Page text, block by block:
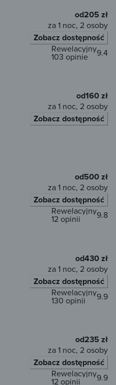
od205 zł
za 1 noc, 2 osoby
Zobacz dostępność
9.4
Rewelacyjny
103 opinie
od160 zł
za 1 noc, 2 osoby
Zobacz dostępność
od500 zł
za 1 noc, 2 osoby
Zobacz dostępność
9.8
Rewelacyjny
12 opinii
od430 zł
za 1 noc, 2 osoby
Zobacz dostępność
9.9
Rewelacyjny
130 opinii
od235 zł
za 1 noc, 2 osoby
Zobacz dostępność
9.9
Rewelacyjny
12 opinii